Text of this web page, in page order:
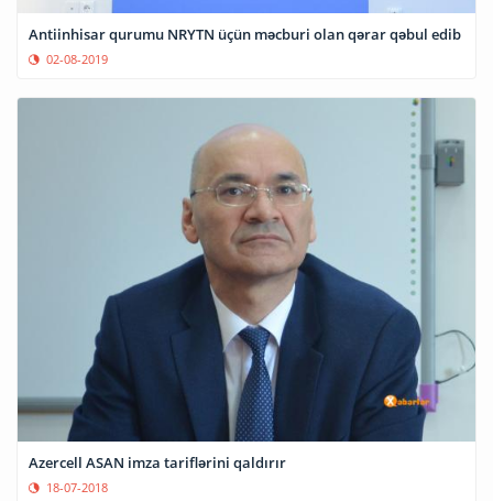
Antiinhisar qurumu NRYTN üçün məcburi olan qərar qəbul edib
02-08-2019
Azercell ASAN imza tariflərini qaldırır
18-07-2018